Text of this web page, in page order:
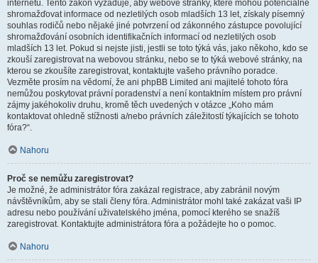
internetu. Tento zákon vyžaduje, aby webové stránky, které mohou potenciálně
shromažďovat informace od nezletilých osob mladších 13 let, získaly písemný
souhlas rodičů nebo nějaké jiné potvrzení od zákonného zástupce povolující
shromažďování osobních identifikačních informací od nezletilých osob
mladších 13 let. Pokud si nejste jisti, jestli se toto týká vás, jako někoho, kdo se
zkouší zaregistrovat na webovou stránku, nebo se to týká webové stránky, na
kterou se zkoušíte zaregistrovat, kontaktujte vašeho právního poradce.
Vezměte prosím na vědomí, že ani phpBB Limited ani majitelé tohoto fóra
nemůžou poskytovat právní poradenství a není kontaktním místem pro právní
zájmy jakéhokoliv druhu, kromě těch uvedených v otázce „Koho mám
kontaktovat ohledně stížnosti a/nebo právních záležitostí týkajících se tohoto
fóra?“.
Nahoru
Proč se nemůžu zaregistrovat?
Je možné, že administrátor fóra zakázal registrace, aby zabránil novým
návštěvníkům, aby se stali členy fóra. Administrátor mohl také zakázat vaši IP
adresu nebo používání uživatelského jména, pomocí kterého se snažíš
zaregistrovat. Kontaktujte administrátora fóra a požádejte ho o pomoc.
Nahoru